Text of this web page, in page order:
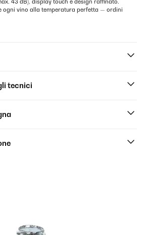
43 dB), display touch e design raffinato.
ogni vino alla temperatura perfetta — ordini
tecnici